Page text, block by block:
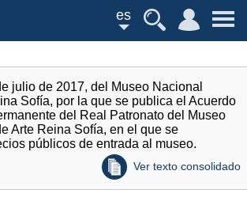
es
julio de 2017, del Museo Nacional
Sofía, por la que se publica el Acuerdo
del Real Patronato del Museo
Arte Reina Sofía, en el que se
públicos de entrada al museo.
Ver texto consolidado